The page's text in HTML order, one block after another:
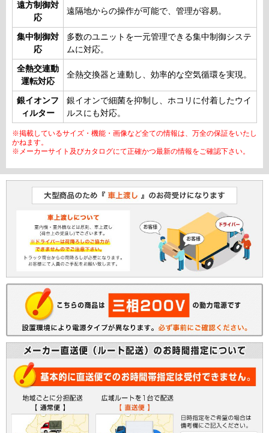
遠方制御対
応
遠隔地からの操作が可能で、管理が容易。
集中制御対
応
多数のユニットを一元管理できる集中制御システ
ムに対応。
全熱交連動
運転対応
全熱交換器と連動し、効率的な空気循環を実現。
銀イオンフ
ィルター
銀イオンで細菌を抑制し、ホコリに付着したウイ
ルスにも対応。
※掲載しているサイズ・機能・画像など全ての情報は、万全の保証をいたし
かねます。
※メーカーサイト及びカタログにて正確かつ最新の情報をご確認下さい。